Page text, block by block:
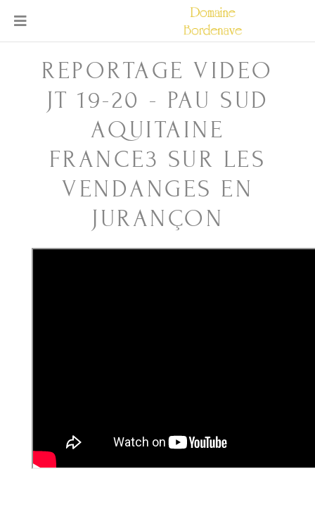
REPORTAGE VIDEO
JT 19-20 - PAU SUD
AQUITAINE
FRANCE3 SUR LES
VENDANGES EN
JURANÇON